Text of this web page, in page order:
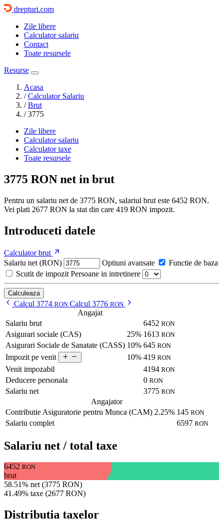
drepturi.com
Zile libere
Calculator salariu
Contact
Toate resursele
Resurse
Acasa
/ Calculator Salariu
/ Brut
/ 3775
Zile libere
Calculator salariu
Calculator taxe
Toate resursele
3775 RON net in brut
Pentru un salariu net de 3775 RON, salariul brut este 6452 RON.
Vei plati 2677 RON la stat din care 419 RON impozit.
Introduceti datele
Calculator brut
Salariu net (RON)
Optiuni avansate
Functie de baza
Scutit de impozit Persoane in intretinere
Calculeaza
Calcul 3774 RON Calcul 3776 RON
Angajat
Salariu brut
6452 RON
Asigurari sociale (CAS) 25% 1613 RON
Asigurari Sociale de Sanatate (CASS) 10% 645 RON
Impozit pe venit 10% 419 RON
Venit impozabil 4194 RON
Deducere personala 0 RON
Salariu net 3775 RON
Angajator
Contributie Asiguratorie pentru Munca (CAM) 2.25% 145 RON
Salariu complet 6597 RON
Salariu net / total taxe
6452 RON
brut
58.51% net (3775 RON)
41.49% taxe (2677 RON)
Distributia taxelor